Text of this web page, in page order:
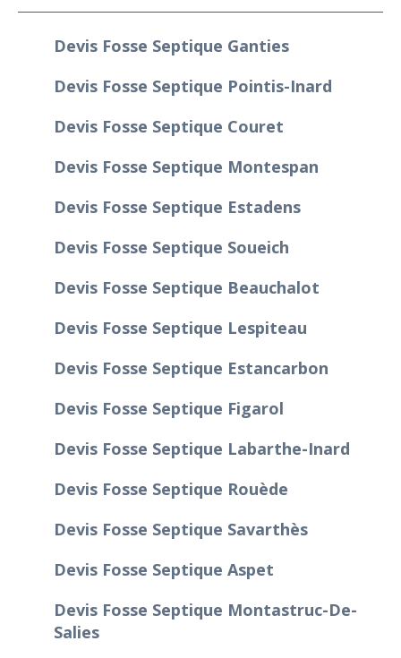
Devis Fosse Septique Ganties
Devis Fosse Septique Pointis-Inard
Devis Fosse Septique Couret
Devis Fosse Septique Montespan
Devis Fosse Septique Estadens
Devis Fosse Septique Soueich
Devis Fosse Septique Beauchalot
Devis Fosse Septique Lespiteau
Devis Fosse Septique Estancarbon
Devis Fosse Septique Figarol
Devis Fosse Septique Labarthe-Inard
Devis Fosse Septique Rouède
Devis Fosse Septique Savarthès
Devis Fosse Septique Aspet
Devis Fosse Septique Montastruc-De-
Salies